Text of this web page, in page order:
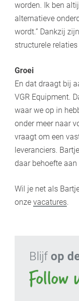
worden. Ik ben
alternatieve
wordt.” Dankzij
structurele
Groei
En dat draagt bij
VGR Equipment.
waar we op in
onder meer naar
vraagt om een
leveranciers.
daar behoefte aan
Wil je net als
onze vacatures.
Blijf op